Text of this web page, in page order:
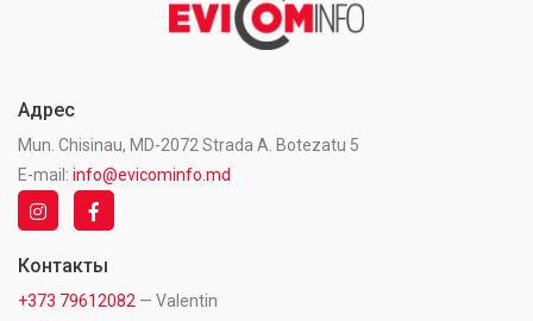
Адрес
Mun. Chisinau, MD-2072 Strada A. Botezatu 5
E-mail: info@evicominfo.md
Контакты
+373 79612082 — Valentin